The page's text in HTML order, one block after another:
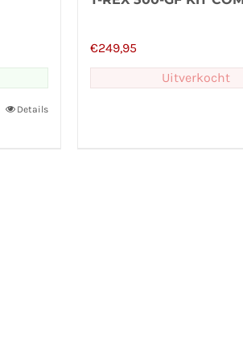
Details
€249,95
Uitverkocht